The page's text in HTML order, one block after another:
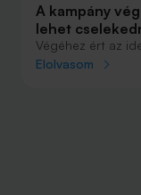
A kampány
lehet
Végéhez ért az
Elolvasom